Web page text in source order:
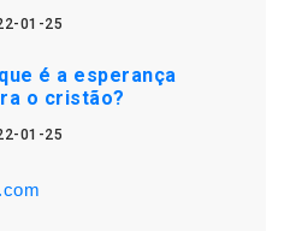
01-25
é a esperança
o cristão?
01-25